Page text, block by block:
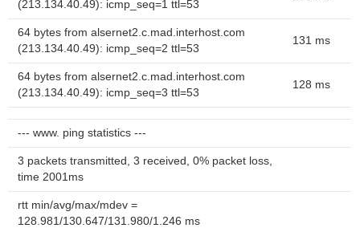
(213.134.40.49): icmp_seq=1 ttl=53
64 bytes from alsernet2.c.mad.interhost.com
(213.134.40.49): icmp_seq=2 ttl=53
131 ms
64 bytes from alsernet2.c.mad.interhost.com
(213.134.40.49): icmp_seq=3 ttl=53
128 ms
--- www. ping statistics ---
3 packets transmitted, 3 received, 0% packet loss,
time 2001ms
rtt min/avg/max/mdev =
128.981/130.647/131.980/1.246 ms